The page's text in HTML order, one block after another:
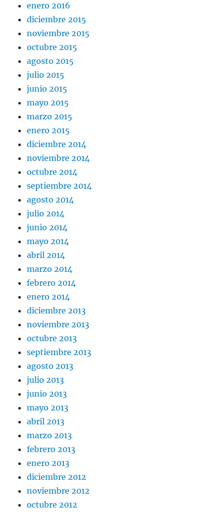
enero 2016
diciembre 2015
noviembre 2015
octubre 2015
agosto 2015
julio 2015
junio 2015
mayo 2015
marzo 2015
enero 2015
diciembre 2014
noviembre 2014
octubre 2014
septiembre 2014
agosto 2014
julio 2014
junio 2014
mayo 2014
abril 2014
marzo 2014
febrero 2014
enero 2014
diciembre 2013
noviembre 2013
octubre 2013
septiembre 2013
agosto 2013
julio 2013
junio 2013
mayo 2013
abril 2013
marzo 2013
febrero 2013
enero 2013
diciembre 2012
noviembre 2012
octubre 2012